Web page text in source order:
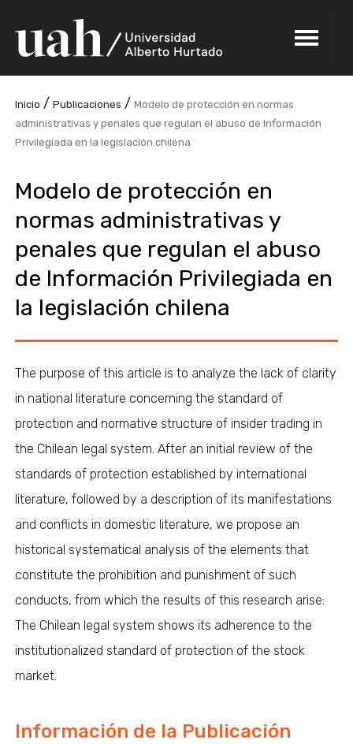
Inicio /Publicaciones /Modelo de protección en normas
administrativas y penales que regulan el abuso de Información
Privilegiada en la legislación chilena
Modelo de protección en
normas administrativas y
penales que regulan el abuso
de Información Privilegiada en
la legislación chilena
The purpose of this article is to analyze the lack of clarity
in national literature concerning the standard of
protection and normative structure of insider trading in
the Chilean legal system. After an initial review of the
standards of protection established by international
literature, followed by a description of its manifestations
and conflicts in domestic literature, we propose an
historical systematical analysis of the elements that
constitute the prohibition and punishment of such
conducts, from which the results of this research arise:
The Chilean legal system shows its adherence to the
institutionalized standard of protection of the stock
market.
Información de la Publicación